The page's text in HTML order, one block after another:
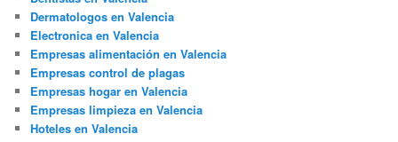
Dermatologos en Valencia
Electronica en Valencia
Empresas alimentación en Valencia
Empresas control de plagas
Empresas hogar en Valencia
Empresas limpieza en Valencia
Hoteles en Valencia